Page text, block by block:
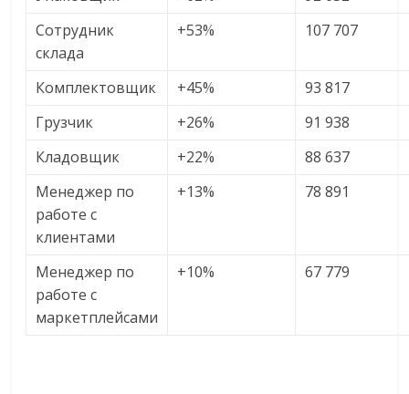
Сотрудник
склада
+53% 107 707
Комплектовщик +45%
93 817
Грузчик
+26%
91 938
Кладовщик
+22%
88 637
Менеджер по
работе с
клиентами
+13% 78 891
Менеджер по
работе с
маркетплейсами
+10% 67 779